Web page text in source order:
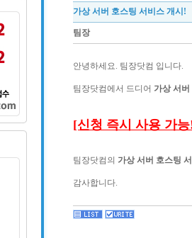
가상 서버 호스팅 서비스 개시!
팀장
안녕하세요. 팀장닷컴 입니다.
팀장닷컴에서 드디어 가상 서
[신청 즉시 사용 가
팀장닷컴의 가상 서버 호스팅
감사합니다.